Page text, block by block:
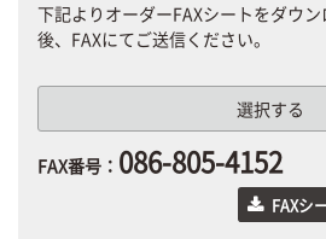
下記よりオーダーFAXシートをダウ
後、FAXにてご送信ください。
選択する
FAX番号： 086-805-4152
FAXシ